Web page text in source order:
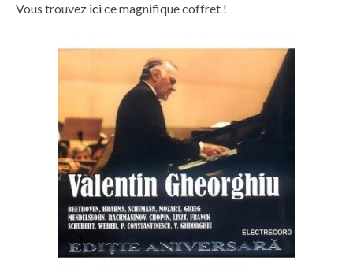
Vous trouvez icice magnifique coffret !